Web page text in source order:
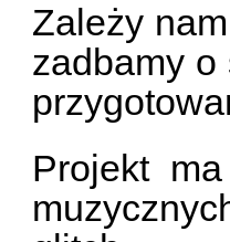
Zależy
zadbamy o
Projekt